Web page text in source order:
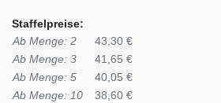
Staffelpreise:
Ab Menge: 2
43,30 €
Ab Menge: 3
41,65 €
Ab Menge: 5
40,05 €
Ab Menge: 10
38,60 €